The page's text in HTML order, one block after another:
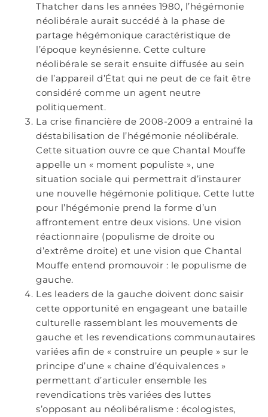
Thatcher dans les années 1980, l’hégémonie
néolibérale aurait succédé à la phase de
partage hégémonique caractéristique de
l’époque keynésienne. Cette culture
néolibérale se serait ensuite diffusée au sein
de l’appareil d’État qui ne peut de ce fait être
considéré comme un agent neutre
politiquement.
La crise financière de 2008-2009 a entrainé la
déstabilisation de l’hégémonie néolibérale.
Cette situation ouvre ce que Chantal Mouffe
appelle un « moment populiste », une
situation sociale qui permettrait d’instaurer
une nouvelle hégémonie politique. Cette lutte
pour l’hégémonie prend la forme d’un
affrontement entre deux visions. Une vision
réactionnaire (populisme de droite ou
d’extrême droite) et une vision que Chantal
Mouffe entend promouvoir : le populisme de
gauche.
Les leaders de la gauche doivent donc saisir
cette opportunité en engageant une bataille
culturelle rassemblant les mouvements de
gauche et les revendications communautaires
variées afin de « construire un peuple » sur le
principe d’une « chaine d’équivalences »
permettant d’articuler ensemble les
revendications très variées des luttes
s’opposant au néolibéralisme : écologistes,